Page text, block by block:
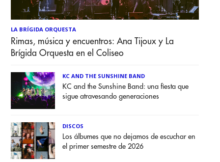
LA BRÍGIDA ORQUESTA
Rimas, música y encuentros: Ana Tijoux y La
Brígida Orquesta en el Coliseo
KC AND THE SUNSHINE BAND
KC and the Sunshine Band: una fiesta que
sigue atravesando generaciones
DISCOS
Los álbumes que no dejamos de escuchar en
el primer semestre de 2026